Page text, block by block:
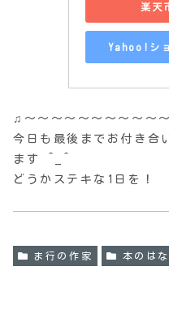
楽天
Yahoo!シ
♫〜〜〜〜〜〜〜〜〜〜
今日も最後までお付き合
ます ^_^
どうかステキな1日を！
ま行の作家 本のは